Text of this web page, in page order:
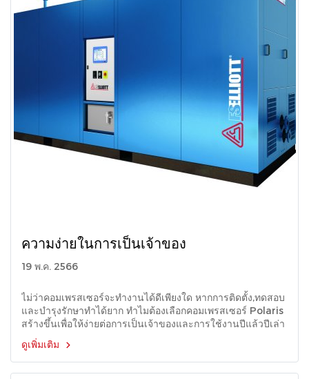
ความง่ายในการเป็นเจ้าของ
19 พ.ค. 2566
ไม่ว่าคอมเพรสเซอร์จะทํางานได้ดีเพียงใด หากการติดตั้ง,ทดสอบ
และบํารุงรักษาทำได้ยาก ทําไมต้องเลือกคอมเพรสเซอร์ Polaris
สร้างขึ้นเพื่อให้ง่ายต่อการเป็นเจ้าของและการใช้งานปีแล้วปีเล่า
ดูเพิ่มเติม